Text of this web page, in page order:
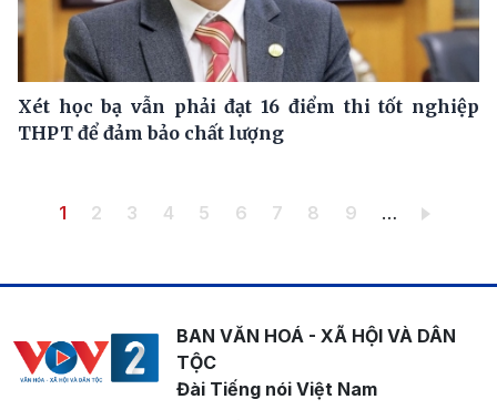
Xét học bạ vẫn phải đạt 16 điểm thi tốt nghiệp
THPT để đảm bảo chất lượng
Pagination
Trang hiện thời
1 Trang
2 Trang
3 Trang
4 Trang
5 Trang
6 Trang
7 Trang
8 Trang
9 …
BAN VĂN HOÁ - XÃ HỘI VÀ DÂN
TỘC
Đài Tiếng nói Việt Nam